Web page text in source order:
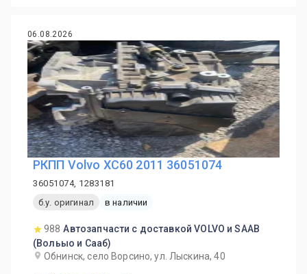
06.08.2026
РКПП Volvo XC60 2011 36051074
36051074, 1283181
б.у. оригинал
в наличии
988 Автозапчасти с доставкой VOLVO и SAAB
(Вольыо и Сааб)
Обнинск, село Ворсино, ул. Лыскина, 40